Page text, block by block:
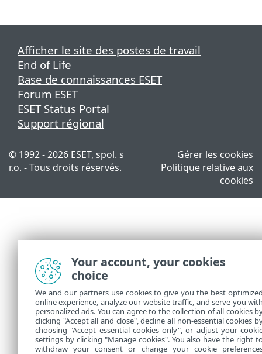
Afficher le site des postes de travail
End of Life
Base de connaissances ESET
Forum ESET
ESET Status Portal
Support régional
© 1992 - 2026 ESET, spol. s
r.o. - Tous droits réservés.
Gérer les cookies
Politique relative aux
cookies
Your account, your cookies
choice
We and our partners use cookies to give you the best
online experience, analyze our website traffic, and serve you
personalized ads. You can agree to the collection of all cookies
clicking "Accept all and close", decline all non-essential cookies
choosing "Accept essential cookies only", or adjust your
settings by clicking "Manage cookies". You also have the right
withdraw your consent or change your cookie